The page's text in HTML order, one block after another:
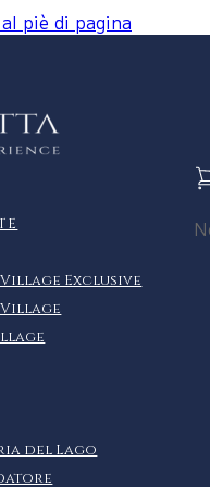
piè di pagina
Exclusive
Village
del Lago